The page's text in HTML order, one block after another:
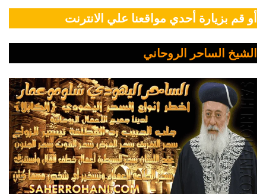
أو قم بزيارة أحدي مواقعنا علي الانترنت
الشيخ الساحر الروحاني